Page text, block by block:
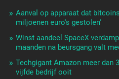
Aanval op apparaat dat
miljoenen euro's gestolen'
Winst aandeel SpaceX
maanden na beursgang valt
Techgigant Amazon meer dan
vijfde bedrijf ooit